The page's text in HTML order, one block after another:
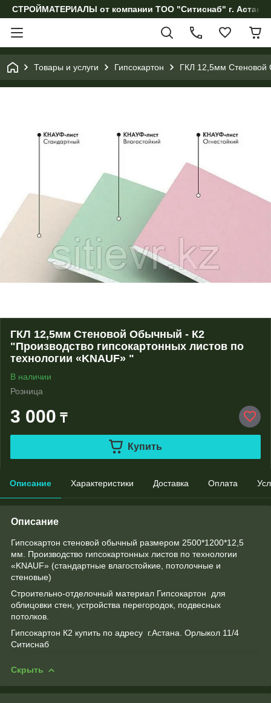
СТРОЙМАТЕРИАЛЫ от компании ТОО "Ситиснаб" г. Астана,
Товары и услуги Гипсокартон ГКЛ 12,5мм Стеновой
ГКЛ 12,5мм Стеновой Обычный - К2
"Производство гипсокартонных листов по
технологии «KNAUF» "
В наличии
Розница
3 000 ₸
Купить
Описание Характеристики Доставка Оплата
Описание
Гипсокартон стеновой обычный размером 2500*1200*12,5
мм. Производство гипсокартонных листов по технологии
«KNAUF» (стандартные влагостойкие, потолочные и
стеновые)
Строительно-отделочный материал Гипсокартон для
облицовки стен, устройства перегородок, подвесных
потолков.
Гипсокартон К2 купить по адресу г.Астана. Орлыкол 11/4
Ситиснаб
Скрыть